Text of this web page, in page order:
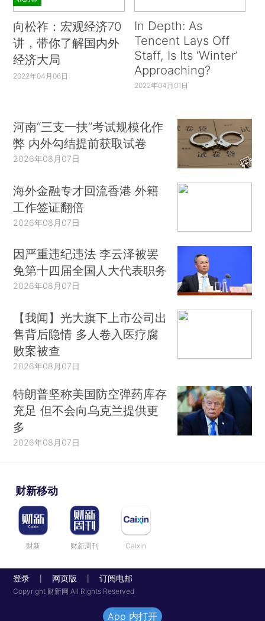
向松祚：宏观经济70
讲，带你了解国内外
经济大局
2022年04月06日
In Depth: As
Tencent Lays Off
Staff, Is Its ‘Winter’
Approaching?
2022年04月01日
河南“三支一扶”考试规模化作
弊 内外勾结提前获取试卷
2026年08月07日
海外金融专才回流香港 外籍
工作签证翻倍
2026年08月07日
因严重违纪违法 李云泽被罢
免第十四届全国人大代表职务
2026年08月07日
【我闻】光大旗下上市公司出
售背后隐情 多人卷入医疗腐
败案被查
2026年08月07日
特朗普坚称美国防空弹药库存
充足 但不会向乌克兰提供更
多
2026年08月07日
财新移动
财新 财新周刊 Caixin
登录 网页版 订阅电邮
Copyright 财新网 All Rights Reserved
App 内打开